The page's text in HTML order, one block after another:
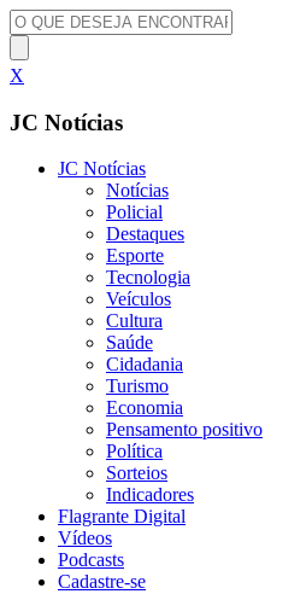
X
JC Notícias
JC Notícias
Notícias
Policial
Destaques
Esporte
Tecnologia
Veículos
Cultura
Saúde
Cidadania
Turismo
Economia
Pensamento positivo
Política
Sorteios
Indicadores
Flagrante Digital
Vídeos
Podcasts
Cadastre-se